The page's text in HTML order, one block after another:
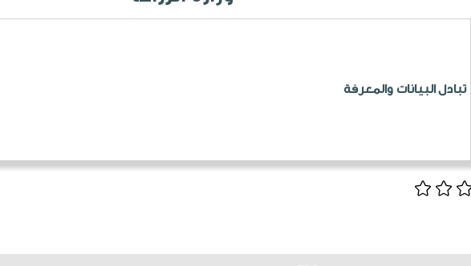
تبادل البيانات والمعرفة